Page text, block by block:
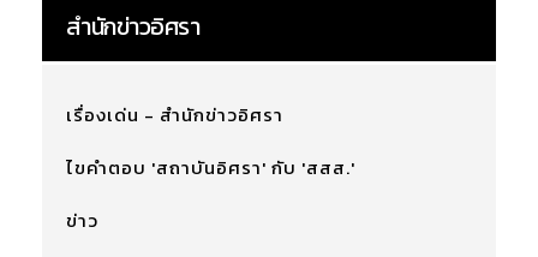
สำนักข่าวอิศรา
เรื่องเด่น - สำนักข่าวอิศรา
ไขคำตอบ 'สถาบันอิศรา' กับ 'สสส.'
ข่าว